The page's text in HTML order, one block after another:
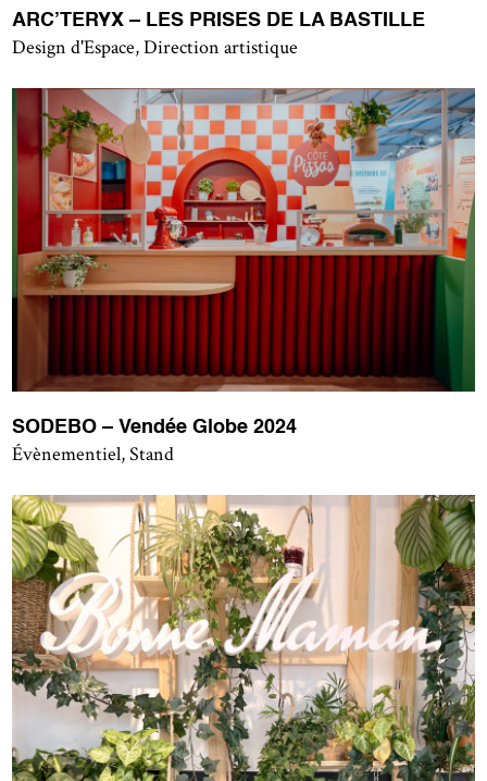
ARC’TERYX – LES PRISES DE LA BASTILLE
Design d'Espace, Direction artistique
SODEBO – Vendée Globe 2024
Évènementiel, Stand